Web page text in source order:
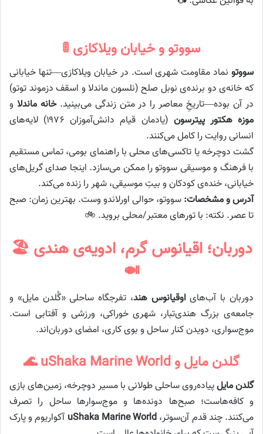
سووتو و خیابان ویلاکازی 🚦
سووتو نماد مقاومت شهری است. در خیابان ویلاکازی—تنها خیابانی
که خانه‌ی دو برنده‌ی نوبل صلح (نلسون ماندلا و اسقف دزموند توتو)
در آن بوده—تاریخِ معاصر را در متن زندگی می‌بینید.خانه ماندلا و
موزه هکتور پیترسون
(یادمان قیام دانش‌آموزان ۱۹۷۶) لایه‌های
انسانی روایت را کامل می‌کنند.
گشت دوچرخه یا تاکسی‌های محلی با راهنمای بومی، تماس مستقیم
با فرهنگ و موسیقی سووتو را ممکن می‌سازد. اینجا صدای گریل‌های
خیابانی، خنده‌ی کودکان و بیتِ موسیقی، شهر را زنده می‌کند.
آدرس و مشخصات: سووتو، حوالی اورلاندو وست. بهترین زمان: صبح
تا عصر. نکته: با تورهای معتبر/محلی بروید. 🚲
دوربان؛ اقیانوس گرم، ادویه‌ی هندی 🏖️
🍛
دوربان با آب‌هایاوقیانوس هند، تفرجگاه ساحلی «گُلدن مایل» و
جامعه‌ی بزرگ هندی‌تبار، شهری خوراکی، ورزشی و آفتابی است.
موج‌سواری، دویدن کنار ساحل و بوی کاری، امضای دوربان‌اند.
گلدن مایل و uShaka Marine World 🌊
گلدن مایلپیاده‌روی ساحلی طولانی با مسیر دوچرخه، زمین‌های بازی
و کافه‌هاست؛ صبح‌ها دونده‌ها و موج‌سوارها ساحل را تصرف
می‌کنند. چند قدم آن‌سوتر، uShaka Marine World آکواریوم و پارک